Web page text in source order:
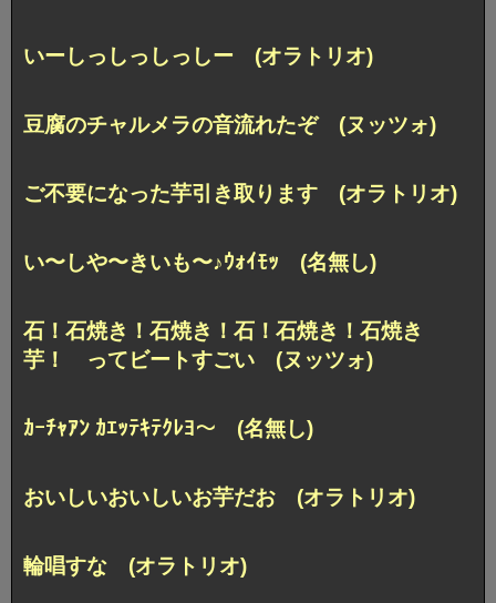
いーしっしっしっしー (オラトリオ)
豆腐のチャルメラの音流れたぞ (ヌッツォ)
ご不要になった芋引き取ります (オラトリオ)
い〜しや〜きいも〜♪ｳｫｲﾓｯ (名無し)
石！石焼き！石焼き！石！石焼き！石焼き
芋！ ってビートすごい (ヌッツォ)
ｶｰﾁｬｱﾝ ｶｴｯﾃｷﾃｸﾚﾖ〜 (名無し)
おいしいおいしいお芋だお (オラトリオ)
輪唱すな (オラトリオ)